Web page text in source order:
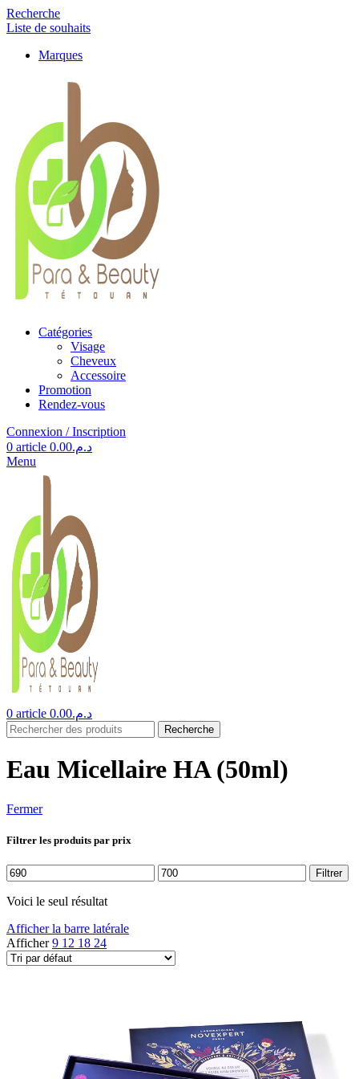
Recherche
Liste de souhaits
Marques
Catégories
Visage
Cheveux
Accessoire
Promotion
Rendez-vous
Connexion / Inscription
0 article د.م.0.00
Menu
0 article د.م.0.00
Recherche
Eau Micellaire HA (50ml)
Fermer
Filtrer les produits par prix
Prix
min
Prix
max
Filtrer
Voici le seul résultat
Afficher la barre latérale
Afficher9 12 18 24